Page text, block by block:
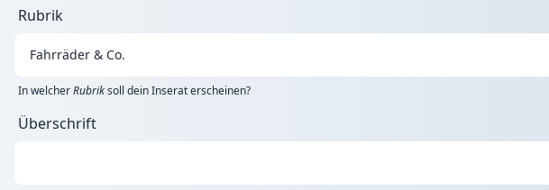
Rubrik
In welcherRubriksoll dein Inserat erscheinen?
Überschrift